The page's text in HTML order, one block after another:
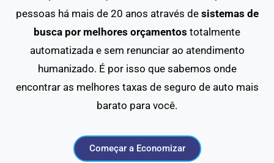
pessoas há mais de 20 anos através de sistemas de
busca por melhores orçamentos totalmente
automatizada e sem renunciar ao atendimento
humanizado. É por isso que sabemos onde
encontrar as melhores taxas de seguro de auto mais
barato para você.
Começar a Economizar